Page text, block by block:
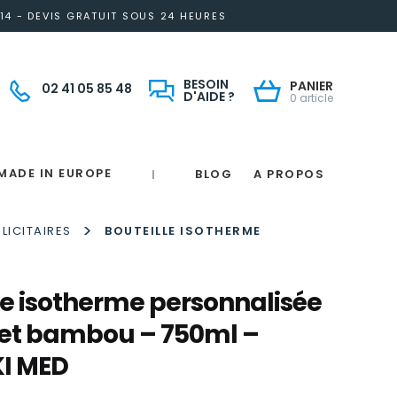
- DEVIS GRATUIT SOUS 24 HEURES
02 41 05 85 48 BESOIN
D'AIDE ?
PANIER
0 article
IN EUROPE | BLOG A PROPOS
>
BOUTEILLE ISOTHERME
isotherme personnalisée
bambou – 750ml –
MED